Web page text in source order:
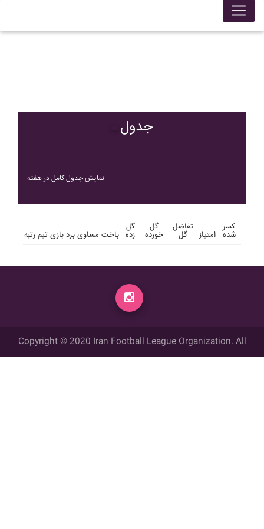
جدول
نمایش جدول کامل در هفته
رتبه تیم بازی برد مساوی باخت
گل
زده
گل
خورده
تفاضل
گل امتیاز
کسر
شده
Copyright © 2020 Iran Football League Organization. All